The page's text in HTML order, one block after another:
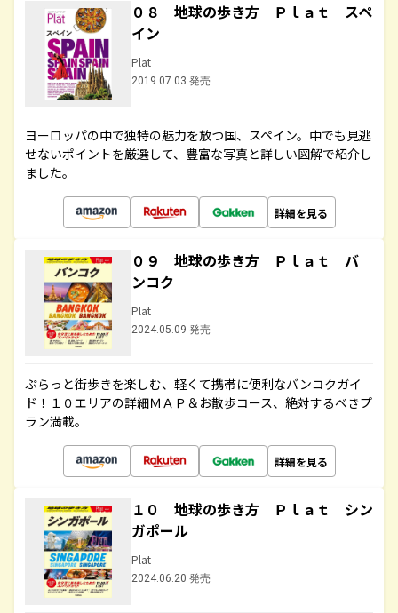
０８ 地球の歩き方 Ｐｌａｔ スペ
イン
Plat
2019.07.03 発売
ヨーロッパの中で独特の魅力を放つ国、スペイン。中でも見逃
せないポイントを厳選して、豊富な写真と詳しい図解で紹介し
ました。
詳細を見る
０９ 地球の歩き方 Ｐｌａｔ バ
ンコク
Plat
2024.05.09 発売
ぷらっと街歩きを楽しむ、軽くて携帯に便利なバンコクガイ
ド！１０エリアの詳細ＭＡＰ＆お散歩コース、絶対するべきプ
ラン満載。
詳細を見る
１０ 地球の歩き方 Ｐｌａｔ シン
ガポール
Plat
2024.06.20 発売